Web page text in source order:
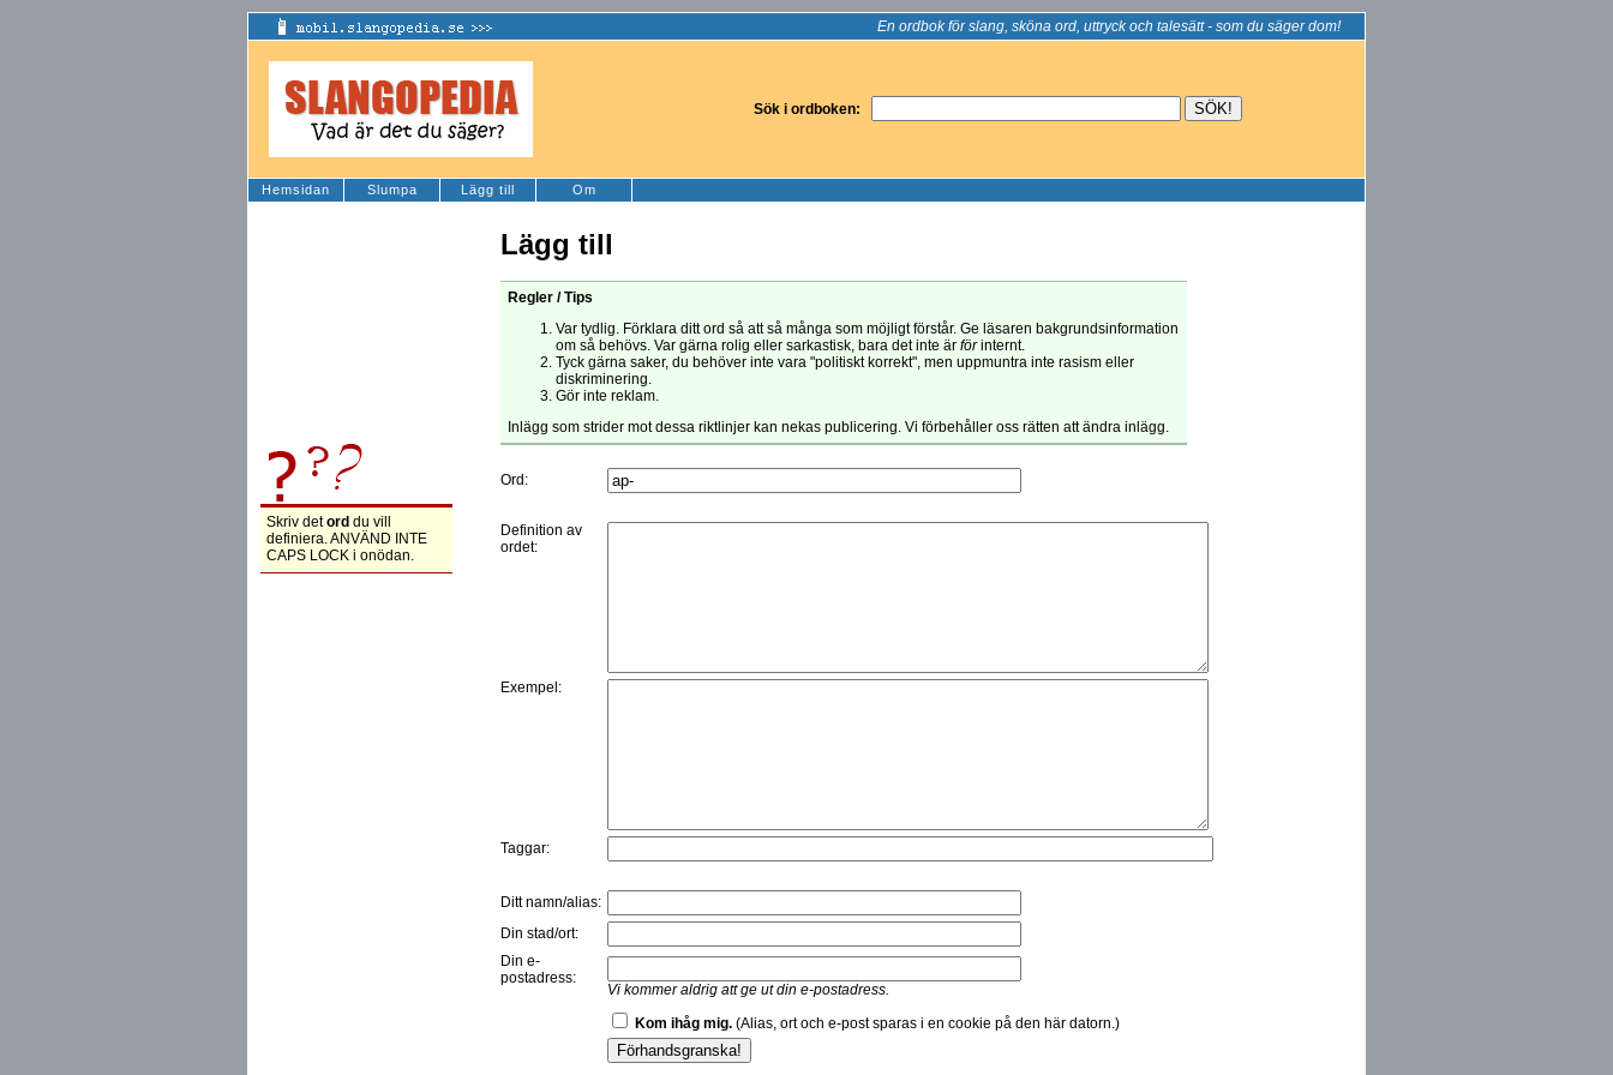
En ordbok för slang, sköna ord, uttryck och talesätt - som du säger dom!
Sök i ordboken:
Hemsidan Slumpa Lägg till Om
Skriv detord du vill
definiera. ANVÄND INTE
CAPS LOCK i onödan.
Lägg till
Regler / Tips
Var tydlig. Förklara ditt ord så att så många som möjligt förstår. Ge läsaren bakgrundsinformation
om så behövs. Var gärna rolig eller sarkastisk, bara det inte är förinternt.
Tyck gärna saker, du behöver inte vara "politiskt korrekt", men uppmuntra inte rasism eller
diskriminering.
Gör inte reklam.
Inlägg som strider mot dessa riktlinjer kan nekas publicering. Vi förbehåller oss rätten att ändra inlägg.
Ord:
Definition av
ordet:
Exempel:
Taggar:
Ditt namn/alias:
Din stad/ort:
Din e-
postadress:
Vi kommer aldrig att ge ut din e-postadress.
Kom ihåg mig. (Alias, ort och e-post sparas i en cookie på den här datorn.)